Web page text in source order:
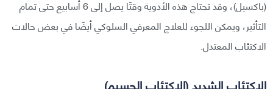
(باكسيل)، وقد تحتاج هذه الأدوية وقتًا يصل إلى 6 أسابيع حتى تمام
التأثير، ويمكن اللجوء للعلاج المعرفي السلوكي أيضًا في بعض حالات
الاكتئاب المعتدل.